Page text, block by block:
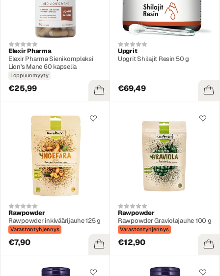
Elexir Pharma
Elexir Pharma Sienikompleksi
Lion's Mane 60 kapselia
Loppuunmyyty
€25,99
Upgrit
Upgrit Shilajit Resin 50 g
€69,49
Rawpowder
Rawpowder inkiväärijauhe 125 g
Varastontyhjennys
€7,90
Rawpowder
Rawpowder Graviolajauhe 100 g
Varastontyhjennys
€12,90